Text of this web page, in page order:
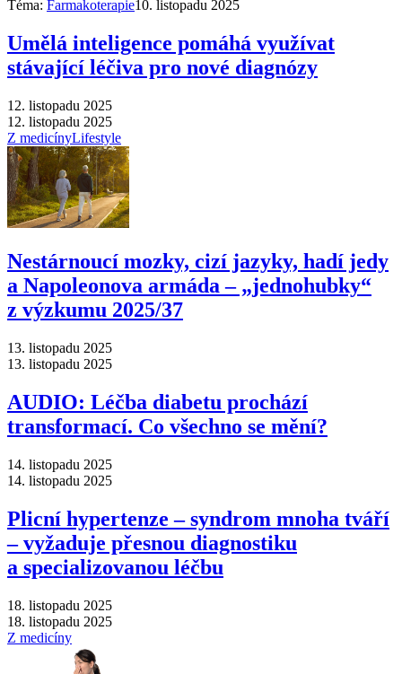
Téma: Farmakoterapie10. listopadu 2025
Umělá inteligence pomáhá využívat
stávající léčiva pro nové diagnózy
12. listopadu 2025
12. listopadu 2025
Z medicínyLifestyle
Nestárnoucí mozky, cizí jazyky, hadí jedy
a Napoleonova armáda –⁠ „jednohubky“
z výzkumu 2025/37
13. listopadu 2025
13. listopadu 2025
AUDIO: Léčba diabetu prochází
transformací. Co všechno se mění?
14. listopadu 2025
14. listopadu 2025
Plicní hypertenze –⁠ syndrom mnoha tváří
–⁠ vyžaduje přesnou diagnostiku
a specializovanou léčbu
18. listopadu 2025
18. listopadu 2025
Z medicíny